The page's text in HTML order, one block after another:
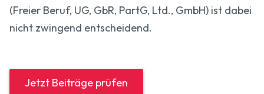
(Freier Beruf, UG, GbR, PartG, Ltd., GmbH) ist dabei
nicht zwingend entscheidend.
Jetzt Beiträge prüfen